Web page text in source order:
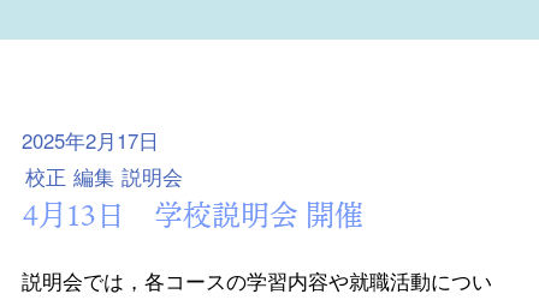
2025年2月17日
校正 編集 説明会
4月13日 学校説明会 開催
説明会では，各コースの学習内容や就職活動につい